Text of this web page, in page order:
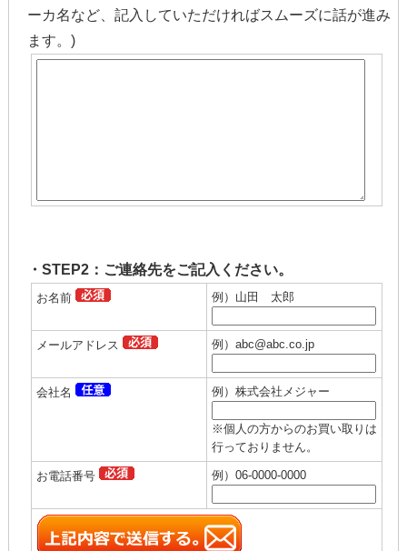
ーカ名など、記入していただければスムーズに話が進み
ます。)
・STEP2：ご連絡先をご記入ください。
お名前 例）山田 太郎
メールアドレス 例）abc@abc.co.jp
会社名 例）株式会社メジャー
※個人の方からのお買い取りは
行っておりません。
お電話番号 例）06-0000-0000